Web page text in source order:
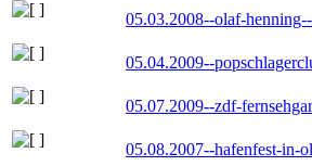
05.03.2008--olaf-
05.04.2009--
05.07.2009--zdf-
05.08.2007--hafenfest-in-